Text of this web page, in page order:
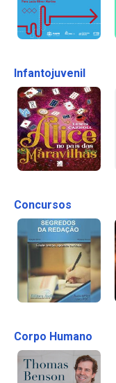
Infantojuvenil
Concursos
Corpo Humano